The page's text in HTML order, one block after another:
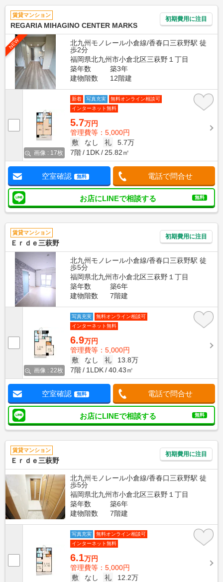
賃貸マンション
REGARIA MIHAGINO CENTER MARKS
初期費用に注目
NEW
北九州モノレール小倉線/香春口三萩野駅 徒
歩2分
福岡県北九州市小倉北区三萩野１丁目
築年数
築3年
建物階数
12階建
画像 : 17枚
新着 写真充実
無料オンライン相談可
インターネット無料
5.7万円
管理費等：5,000円
敷
なし 礼
5.7万
7階
1DK 25.82㎡
空室確認 無料 電話で問合せ
お店にLINEで相談する 無料
賃貸マンション
Ｅｒｄｅ三萩野
初期費用に注目
北九州モノレール小倉線/香春口三萩野駅 徒
歩5分
福岡県北九州市小倉北区三萩野１丁目
築年数
築6年
建物階数
7階建
画像 : 22枚
写真充実
無料オンライン相談可
インターネット無料
6.9万円
管理費等：5,000円
敷
なし 礼
13.8万
7階
1LDK 40.43㎡
空室確認 無料 電話で問合せ
お店にLINEで相談する 無料
賃貸マンション
Ｅｒｄｅ三萩野
初期費用に注目
北九州モノレール小倉線/香春口三萩野駅 徒
歩5分
福岡県北九州市小倉北区三萩野１丁目
築年数
築6年
建物階数
7階建
写真充実
無料オンライン相談可
インターネット無料
6.1万円
管理費等：5,000円
敷
なし 礼
12.2万